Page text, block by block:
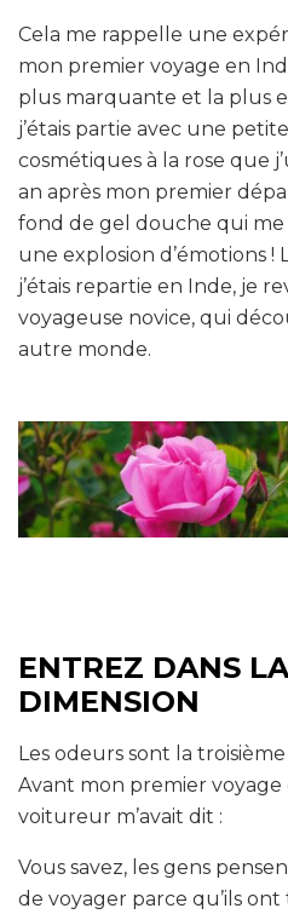
Cela me rappelle une
mon premier voyage en
plus marquante et la plus
j’étais partie avec une
cosmétiques à la rose que
an après mon premier
fond de gel douche qui
une explosion d’émotions !
j’étais repartie en Inde, je
voyageuse novice, qui
autre monde.
ENTREZ DANS
DIMENSION
Les odeurs sont la
Avant mon premier voyage
voitureur m’avait dit :
Vous savez, les gens
de voyager parce qu’ils